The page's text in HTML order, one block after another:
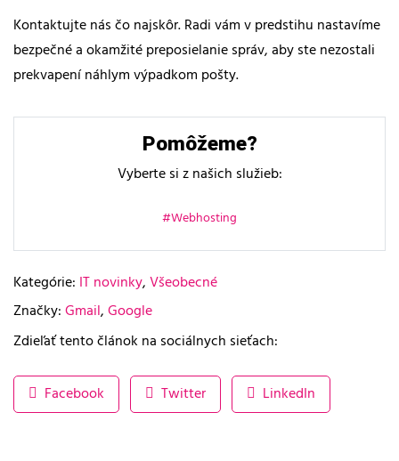
Kontaktujte nás čo najskôr. Radi vám v predstihu nastavíme
bezpečné a okamžité preposielanie správ, aby ste nezostali
prekvapení náhlym výpadkom pošty.
Pomôžeme?
Vyberte si z našich služieb:
Webhosting
Kategórie: IT novinky,Všeobecné
Značky:Gmail,Google
Zdieľať tento článok na sociálnych sieťach:
Facebook Twitter LinkedIn